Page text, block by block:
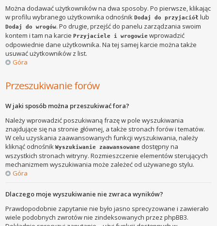
Można dodawać użytkowników na dwa sposoby. Po pierwsze, klikając
w profilu wybranego użytkownika odnośnikDodaj do przyjaciół lub
Dodaj do wrogów. Po drugie, przejść do panelu zarządzania swoim
kontem i tam na karciePrzyjaciele i wrogowie wprowadzić
odpowiednie dane użytkownika. Na tej samej karcie można także
usuwać użytkowników z list.
Góra
Przeszukiwanie forów
W jaki sposób można przeszukiwać fora?
Należy wprowadzić poszukiwaną frazę w pole wyszukiwania
znajdujące się na stronie głównej, a także stronach forów i tematów.
W celu uzyskania zaawansowanych funkcji wyszukiwania, należy
kliknąć odnośnikWyszukiwanie zaawansowane dostępny na
wszystkich stronach witryny. Rozmieszczenie elementów sterujących
mechanizmem wyszukiwania może zależeć od używanego stylu.
Góra
Dlaczego moje wyszukiwanie nie zwraca wyników?
Prawdopodobnie zapytanie nie było jasno sprecyzowane i zawierało
wiele podobnych zwrotów nie zindeksowanych przez phpBB3.